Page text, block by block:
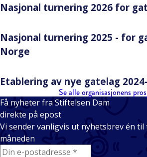
Nasjonal turnering 2026 for
Nasjonal turnering 2025 - for
Norge
Etablering av nye gatelag
Se alle organisasjonens
Få nyheter fra Stiftelsen Dam
direkte på epost
Vi sender vanligvis ut nyhetsbrev én
måneden
E-mail